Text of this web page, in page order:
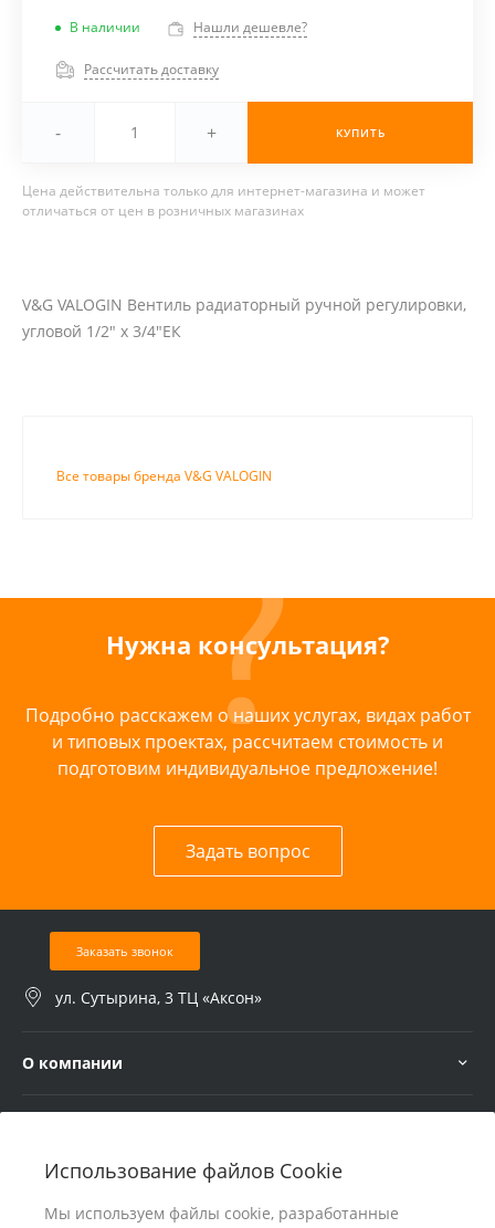
Использование файлов Cookie
Мы используем файлы cookie, разработанные
В наличии Нашли дешевле?
Рассчитать доставку
- + КУПИТЬ
Цена действительна только для интернет-магазина и может
отличаться от цен в розничных магазинах
V&G VALOGIN Вентиль радиаторный ручной регулировки,
угловой 1/2" х 3/4"ЕК
Все товары бренда V&G VALOGIN
Нужна консультация?
Подробно расскажем о наших услугах, видах работ
и типовых проектах, рассчитаем стоимость и
подготовим индивидуальное предложение!
Задать вопрос
Заказать звонок
ул. Сутырина, 3 ТЦ «Аксон»
О компании